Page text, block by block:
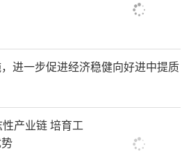
进一步促进经济稳健向好进中提质
产业链 培育工